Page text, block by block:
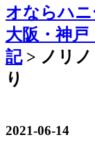
オならハ
大阪・神戸
記> ノリノ
り
2021-06-14